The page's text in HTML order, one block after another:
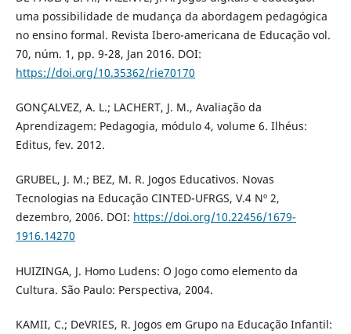
uma possibilidade de mudança da abordagem pedagógica
no ensino formal. Revista Ibero-americana de Educação vol.
70, núm. 1, pp. 9-28, Jan 2016. DOI:
https://doi.org/10.35362/rie70170
GONÇALVEZ, A. L.; LACHERT, J. M., Avaliação da
Aprendizagem: Pedagogia, módulo 4, volume 6. Ilhéus:
Editus, fev. 2012.
GRUBEL, J. M.; BEZ, M. R. Jogos Educativos. Novas
Tecnologias na Educação CINTED-UFRGS, V.4 Nº 2,
dezembro, 2006. DOI: https://doi.org/10.22456/1679-
1916.14270
HUIZINGA, J. Homo Ludens: O Jogo como elemento da
Cultura. São Paulo: Perspectiva, 2004.
KAMII, C.; DeVRIES, R. Jogos em Grupo na Educação Infantil: